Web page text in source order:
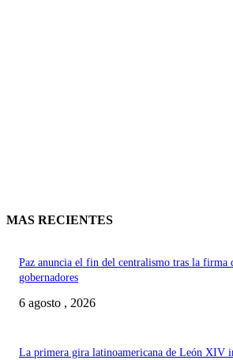
MAS RECIENTES
Paz anuncia el fin del centralismo tras la firma
gobernadores
6 agosto , 2026
La primera gira latinoamericana de León XIV